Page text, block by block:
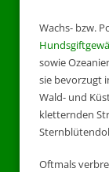
Wachs- bzw.
sowie
sie bevorzugt
Wald- und
kletternden
Oftmals